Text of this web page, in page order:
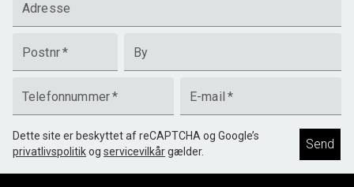
Adresse
Postnr* By
Telefonnummer* E-mail *
Dette site er beskyttet af reCAPTCHA og Google’s
privatlivspolitikog servicevilkårgælder. Send